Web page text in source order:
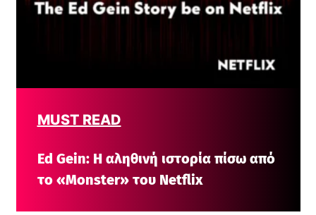
MUST READ
Ed Gein: Η αληθινή ιστορία πίσω από
το «Monster» του Netflix